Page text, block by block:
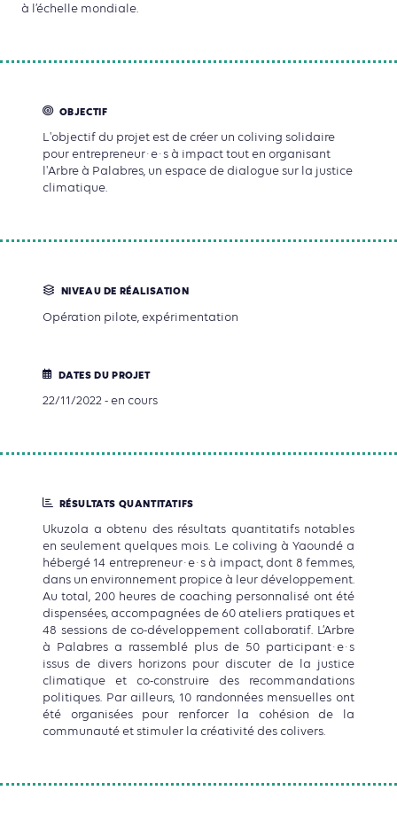
à l’échelle mondiale.
OBJECTIF
L'objectif du projet est de créer un coliving solidaire
pour entrepreneur·e·s à impact tout en organisant
l'Arbre à Palabres, un espace de dialogue sur la justice
climatique.
NIVEAU DE RÉALISATION
Opération pilote, expérimentation
DATES DU PROJET
22/11/2022 - en cours
RÉSULTATS QUANTITATIFS
Ukuzola a obtenu des résultats quantitatifs notables
en seulement quelques mois. Le coliving à Yaoundé a
hébergé 14 entrepreneur·e·s à impact, dont 8 femmes,
dans un environnement propice à leur développement.
Au total, 200 heures de coaching personnalisé ont été
dispensées, accompagnées de 60 ateliers pratiques et
48 sessions de co-développement collaboratif. L’Arbre
à Palabres a rassemblé plus de 50 participant·e·s
issus de divers horizons pour discuter de la justice
climatique et co-construire des recommandations
politiques. Par ailleurs, 10 randonnées mensuelles ont
été organisées pour renforcer la cohésion de la
communauté et stimuler la créativité des colivers.